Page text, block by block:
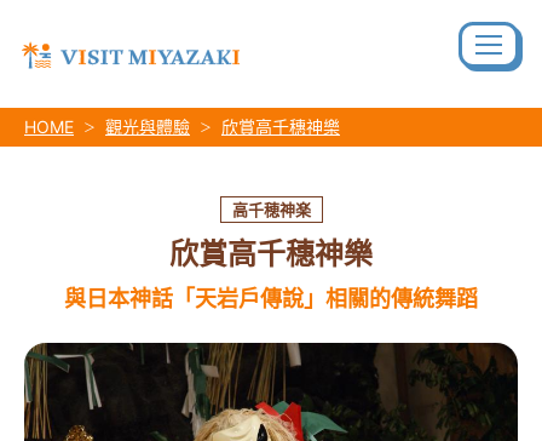
HOME 觀光與體驗 欣賞高千穗神樂
高千穂神楽
欣賞高千穗神樂
與日本神話「天岩戶傳說」相關的傳統舞蹈